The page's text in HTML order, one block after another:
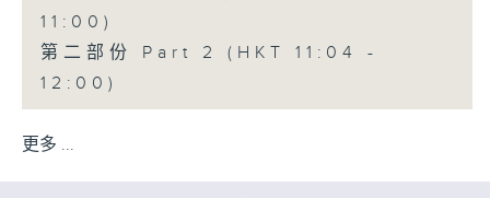
11:00)
第二部份 Part 2 (HKT 11:04 -
12:00)
更多 ...